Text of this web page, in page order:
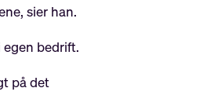
sier han.
bedrift.
på det